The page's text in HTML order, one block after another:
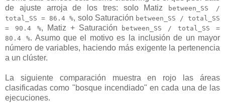
de ajuste arroja de los tres: solo Matiz
between_SS /
total_SS = 86.4 %, solo Saturación between_SS / total_SS
= 90.4 %, Matiz + Saturación
between_SS / total_SS =
80.4 %. Asumo que el motivo es la inclusión de un mayor
número de variables, haciendo más exigente la pertenencia
a un clúster.
La siguiente comparación muestra en rojo las áreas
clasificadas como "bosque incendiado" en cada una de las
ejecuciones.